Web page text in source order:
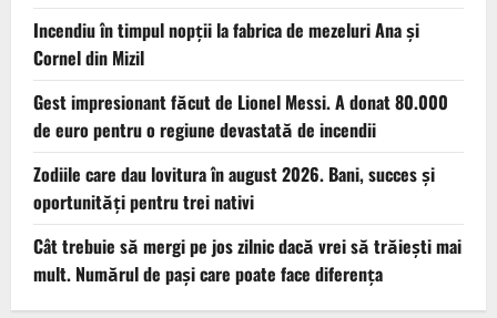
Incendiu în timpul nopții la fabrica de mezeluri Ana și
Cornel din Mizil
Gest impresionant făcut de Lionel Messi. A donat 80.000
de euro pentru o regiune devastată de incendii
Zodiile care dau lovitura în august 2026. Bani, succes și
oportunități pentru trei nativi
Cât trebuie să mergi pe jos zilnic dacă vrei să trăiești mai
mult. Numărul de pași care poate face diferența